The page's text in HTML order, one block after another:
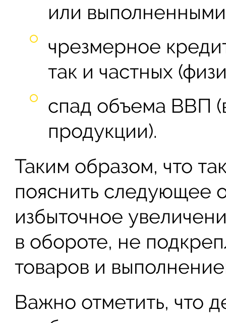
или
чрезмерное
так и частных
спад объема ВВП
продукции).
Таким образом, что
пояснить следующее
избыточное
в обороте, не
товаров и
Важно отметить, что